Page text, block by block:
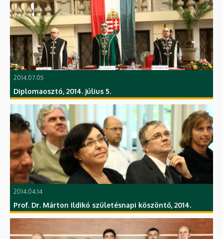
2014.07.05
Diplomaosztó, 2014. július 5.
2014.04.14
Prof. Dr. Márton Ildikó születésnapi köszöntő, 2014.
április 14.